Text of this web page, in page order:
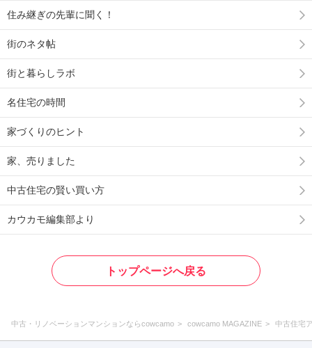
住み継ぎの先輩に聞く！
街のネタ帖
街と暮らしラボ
名住宅の時間
家づくりのヒント
家、売りました
中古住宅の賢い買い方
カウカモ編集部より
トップページへ戻る
中古・リノベーションマンションならcowcamo cowcamo MAGAZINE 中古住宅